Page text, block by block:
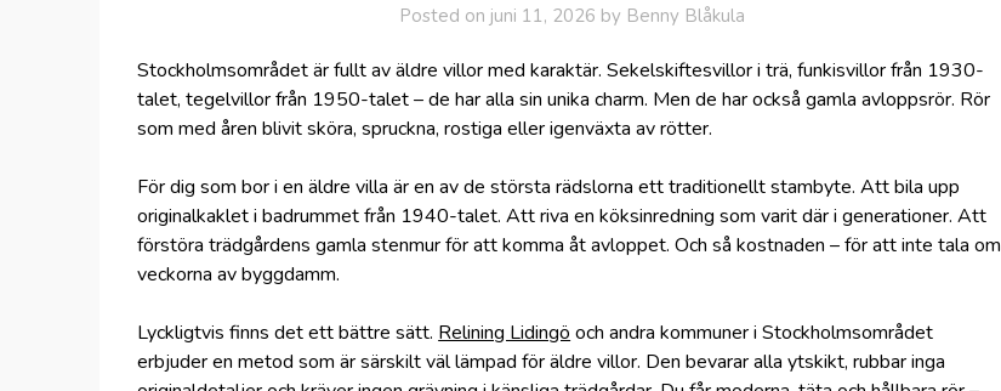
Posted on juni 11, 2026 by Benny Blåkula
Stockholmsområdet är fullt av äldre villor med karaktär. Sekelskiftesvillor i trä, funkisvillor från 1930-
talet, tegelvillor från 1950-talet – de har alla sin unika charm. Men de har också gamla avloppsrör. Rör
som med åren blivit sköra, spruckna, rostiga eller igenväxta av rötter.
För dig som bor i en äldre villa är en av de största rädslorna ett traditionellt stambyte. Att bila upp
originalkaklet i badrummet från 1940-talet. Att riva en köksinredning som varit där i generationer. Att
förstöra trädgårdens gamla stenmur för att komma åt avloppet. Och så kostnaden – för att inte tala om
veckorna av byggdamm.
Lyckligtvis finns det ett bättre sätt. Relining Lidingö och andra kommuner i Stockholmsområdet
erbjuder en metod som är särskilt väl lämpad för äldre villor. Den bevarar alla ytskikt, rubbar inga